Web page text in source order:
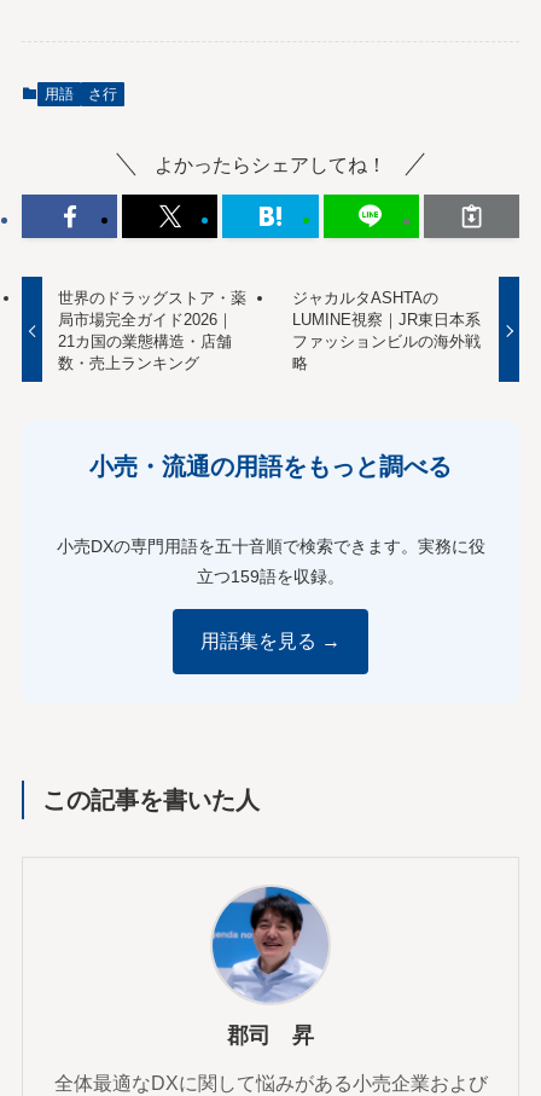
用語 さ行
よかったらシェアしてね！
世界のドラッグストア・薬
局市場完全ガイド2026｜
21カ国の業態構造・店舗
数・売上ランキング
ジャカルタASHTAの
LUMINE視察｜JR東日本系
ファッションビルの海外戦
略
小売・流通の用語をもっと調べる
小売DXの専門用語を五十音順で検索できます。実務に役
立つ159語を収録。
用語集を見る →
この記事を書いた人
郡司 昇
全体最適なDXに関して悩みがある小売企業および